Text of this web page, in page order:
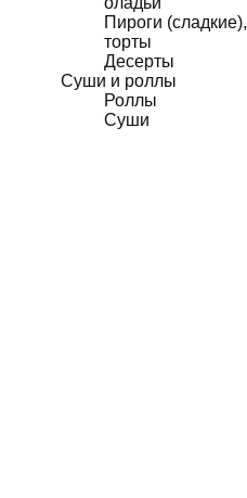
Пироги (сладкие),
торты
Десерты
Суши и роллы
Роллы
Суши